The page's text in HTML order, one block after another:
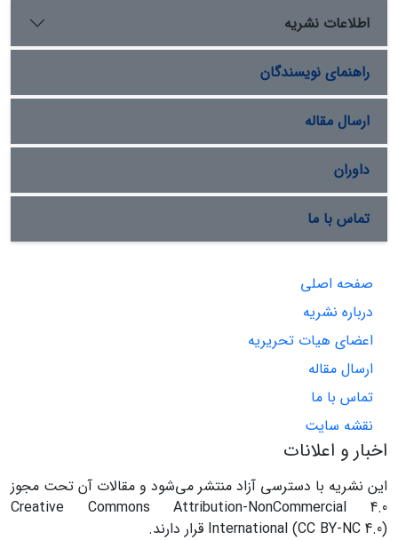
اطلاعات نشریه
راهنمای نویسندگان
ارسال مقاله
داوران
تماس با ما
صفحه اصلی
درباره نشریه
اعضای هیات تحریریه
ارسال مقاله
تماس با ما
نقشه سایت
اخبار و اعلانات
این نشریه با دسترسی آزاد منتشر می‌شود و مقالات آن تحت مجوز
Creative Commons Attribution-NonCommercial 4.0
International (CC BY-NC 4.0) قرار دارند.